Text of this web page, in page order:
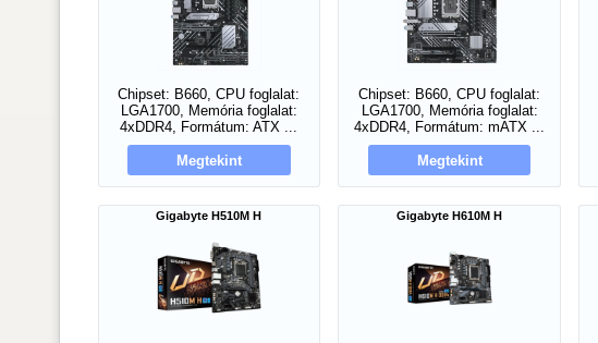
Chipset: B660, CPU foglalat:
LGA1700, Memória foglalat:
4xDDR4, Formátum: ATX ...
Megtekint
Chipset: B660, CPU foglalat:
LGA1700, Memória foglalat:
4xDDR4, Formátum: mATX ...
Megtekint
Gigabyte H510M H Gigabyte H610M H